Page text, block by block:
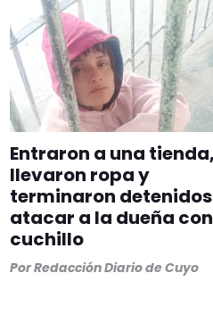
Entraron a una
llevaron ropa y
terminaron
atacar a la dueña
cuchillo
PorRedacción Diario de Cuyo